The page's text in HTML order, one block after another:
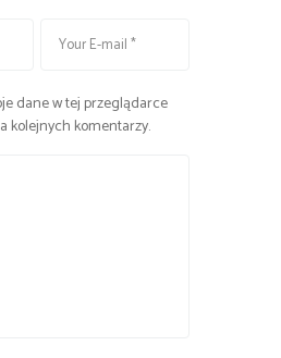
dane w tej przeglądarce
kolejnych komentarzy.